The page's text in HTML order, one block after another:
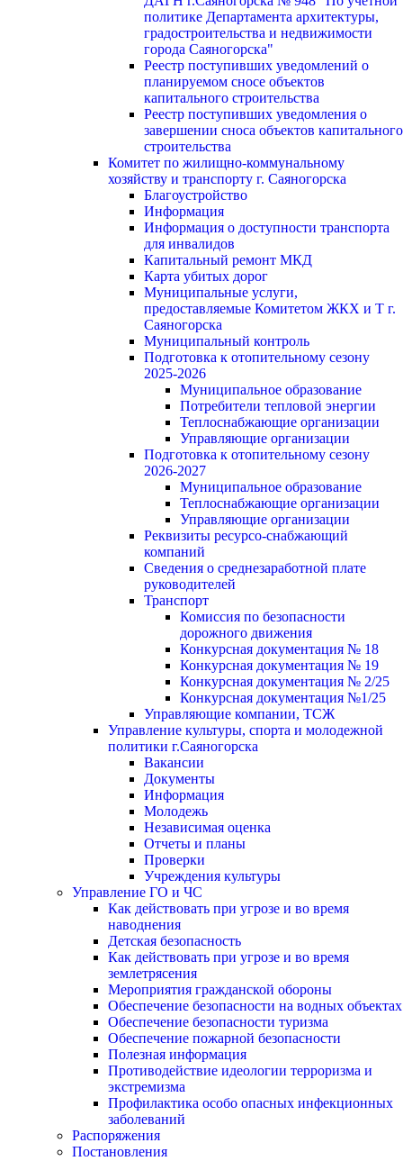
политике Департамента архитектуры,
градостроительства и недвижимости
города Саяногорска"
Реестр поступивших уведомлений о
планируемом сносе объектов
капитального строительства
Реестр поступивших уведомления о
завершении сноса объектов капитального
строительства
Комитет по жилищно-коммунальному
хозяйству и транспорту г. Саяногорска
Благоустройство
Информация
Информация о доступности транспорта
для инвалидов
Капитальный ремонт МКД
Карта убитых дорог
Муниципальные услуги,
предоставляемые Комитетом ЖКХ и Т г.
Саяногорска
Муниципальный контроль
Подготовка к отопительному сезону
2025-2026
Муниципальное образование
Потребители тепловой энергии
Теплоснабжающие организации
Управляющие организации
Подготовка к отопительному сезону
2026-2027
Муниципальное образование
Теплоснабжающие организации
Управляющие организации
Реквизиты ресурсо-снабжающий
компаний
Сведения о среднезаработной плате
руководителей
Транспорт
Комиссия по безопасности
дорожного движения
Конкурсная документация № 18
Конкурсная документация № 19
Конкурсная документация № 2/25
Конкурсная документация №1/25
Управляющие компании, ТСЖ
Управление культуры, спорта и молодежной
политики г.Саяногорска
Вакансии
Документы
Информация
Молодежь
Независимая оценка
Отчеты и планы
Проверки
Учреждения культуры
Управление ГО и ЧС
Как действовать при угрозе и во время
наводнения
Детская безопасность
Как действовать при угрозе и во время
землетрясения
Мероприятия гражданской обороны
Обеспечение безопасности на водных объектах
Обеспечение безопасности туризма
Обеспечение пожарной безопасности
Полезная информация
Противодействие идеологии терроризма и
экстремизма
Профилактика особо опасных инфекционных
заболеваний
Распоряжения
Постановления